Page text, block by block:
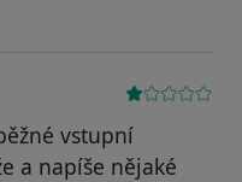
vstupní
a napíše nějaké